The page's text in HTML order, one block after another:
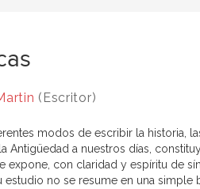
(Escritor)
modos de escribir la historia,
a nuestros días,
expone, con claridad y espíritu de
no se resume en una